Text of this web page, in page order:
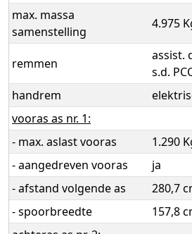
max. massa
samenstelling
4.975
remmen
assist.
s.d.
handrem
vooras as nr. 1:
- max. aslast vooras
1.290
- aangedreven vooras
ja
- afstand volgende as
280,7
- spoorbreedte
157,8